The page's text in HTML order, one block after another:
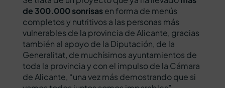
de 300.000 sonrisasen forma de menús
completos y nutritivos a las personas más
vulnerables de la provincia de Alicante, gracias
también al apoyo de la Diputación, de la
Generalitat, de muchísimos ayuntamientos de
toda la provincia y con el impulso de la Cámara
de Alicante, “una vez más demostrando que si